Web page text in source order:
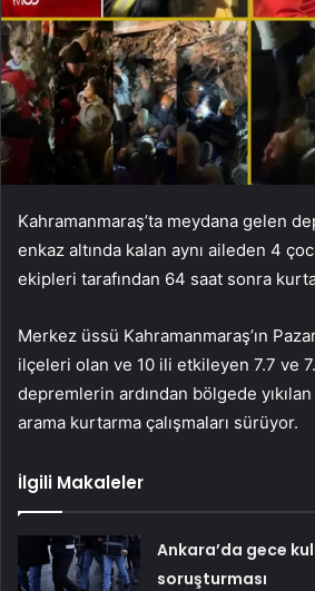
Kahramanmaraş’ta meydana gelen
enkaz altında kalan aynı aileden 4
ekipleri tarafından 64 saat sonra
Merkez üssü Kahramanmaraş’ın
ilçeleri olan ve 10 ili etkileyen 7.7 ve
depremlerin ardından bölgede
arama kurtarma çalışmaları sürüyor.
İlgili Makaleler
Ankara’da gece
soruşturması